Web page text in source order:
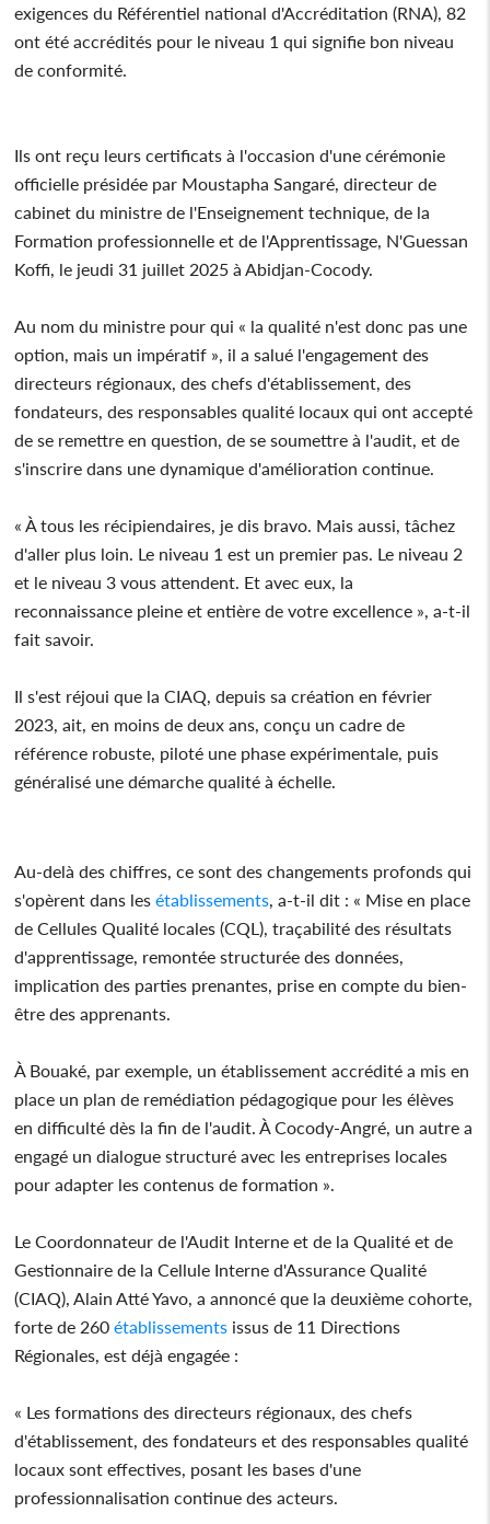
exigences du Référentiel national d'Accréditation (RNA), 82
ont été accrédités pour le niveau 1 qui signifie bon niveau
de conformité.
Ils ont reçu leurs certificats à l'occasion d'une cérémonie
officielle présidée par Moustapha Sangaré, directeur de
cabinet du ministre de l'Enseignement technique, de la
Formation professionnelle et de l'Apprentissage, N'Guessan
Koffi, le jeudi 31 juillet 2025 à Abidjan-Cocody.
Au nom du ministre pour qui « la qualité n'est donc pas une
option, mais un impératif », il a salué l'engagement des
directeurs régionaux, des chefs d'établissement, des
fondateurs, des responsables qualité locaux qui ont accepté
de se remettre en question, de se soumettre à l'audit, et de
s'inscrire dans une dynamique d'amélioration continue.
« À tous les récipiendaires, je dis bravo. Mais aussi, tâchez
d'aller plus loin. Le niveau 1 est un premier pas. Le niveau 2
et le niveau 3 vous attendent. Et avec eux, la
reconnaissance pleine et entière de votre excellence », a-t-il
fait savoir.
Il s'est réjoui que la CIAQ, depuis sa création en février
2023, ait, en moins de deux ans, conçu un cadre de
référence robuste, piloté une phase expérimentale, puis
généralisé une démarche qualité à échelle.
Au-delà des chiffres, ce sont des changements profonds qui
s'opèrent dans lesétablissements , a-t-il dit : « Mise en place
de Cellules Qualité locales (CQL), traçabilité des résultats
d'apprentissage, remontée structurée des données,
implication des parties prenantes, prise en compte du bien-
être des apprenants.
À Bouaké, par exemple, un établissement accrédité a mis en
place un plan de remédiation pédagogique pour les élèves
en difficulté dès la fin de l'audit. À Cocody-Angré, un autre a
engagé un dialogue structuré avec les entreprises locales
pour adapter les contenus de formation ».
Le Coordonnateur de l'Audit Interne et de la Qualité et de
Gestionnaire de la Cellule Interne d'Assurance Qualité
(CIAQ), Alain Atté Yavo, a annoncé que la deuxième cohorte,
forte de 260établissements issus de 11 Directions
Régionales, est déjà engagée :
« Les formations des directeurs régionaux, des chefs
d'établissement, des fondateurs et des responsables qualité
locaux sont effectives, posant les bases d'une
professionnalisation continue des acteurs.